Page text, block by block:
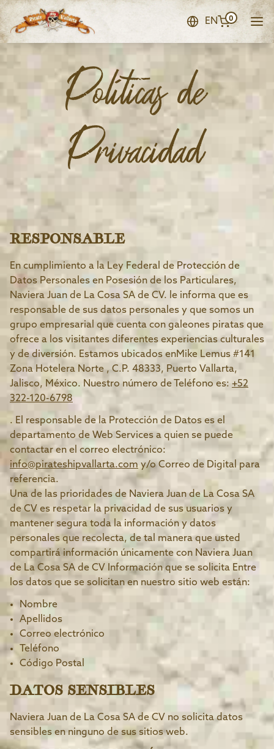
EN 0
Políticas de
Privacidad
RESPONSABLE
En cumplimiento a la Ley Federal de Protección de
Datos Personales en Posesión de los Particulares,
Naviera Juan de La Cosa SA de CV. le informa que es
responsable de sus datos personales y que somos un
grupo empresarial que cuenta con galeones piratas que
ofrece a los visitantes diferentes experiencias culturales
y de diversión. Estamos ubicados enMike Lemus #141
Zona Hotelera Norte , C.P. 48333, Puerto Vallarta,
Jalisco, México. Nuestro número de Teléfono es: +52
322-120-6798
. El responsable de la Protección de Datos es el
departamento de Web Services a quien se puede
contactar en el correo electrónico:
info@pirateshipvallarta.com y/o Correo de Digital para
referencia.
Una de las prioridades de Naviera Juan de La Cosa SA
de CV es respetar la privacidad de sus usuarios y
mantener segura toda la información y datos
personales que recolecta, de tal manera que usted
compartirá información únicamente con Naviera Juan
de La Cosa SA de CV Información que se solicita Entre
los datos que se solicitan en nuestro sitio web están:
Nombre
Apellidos
Correo electrónico
Teléfono
Código Postal
DATOS SENSIBLES
Naviera Juan de La Cosa SA de CV no solicita datos
sensibles en ninguno de sus sitios web.